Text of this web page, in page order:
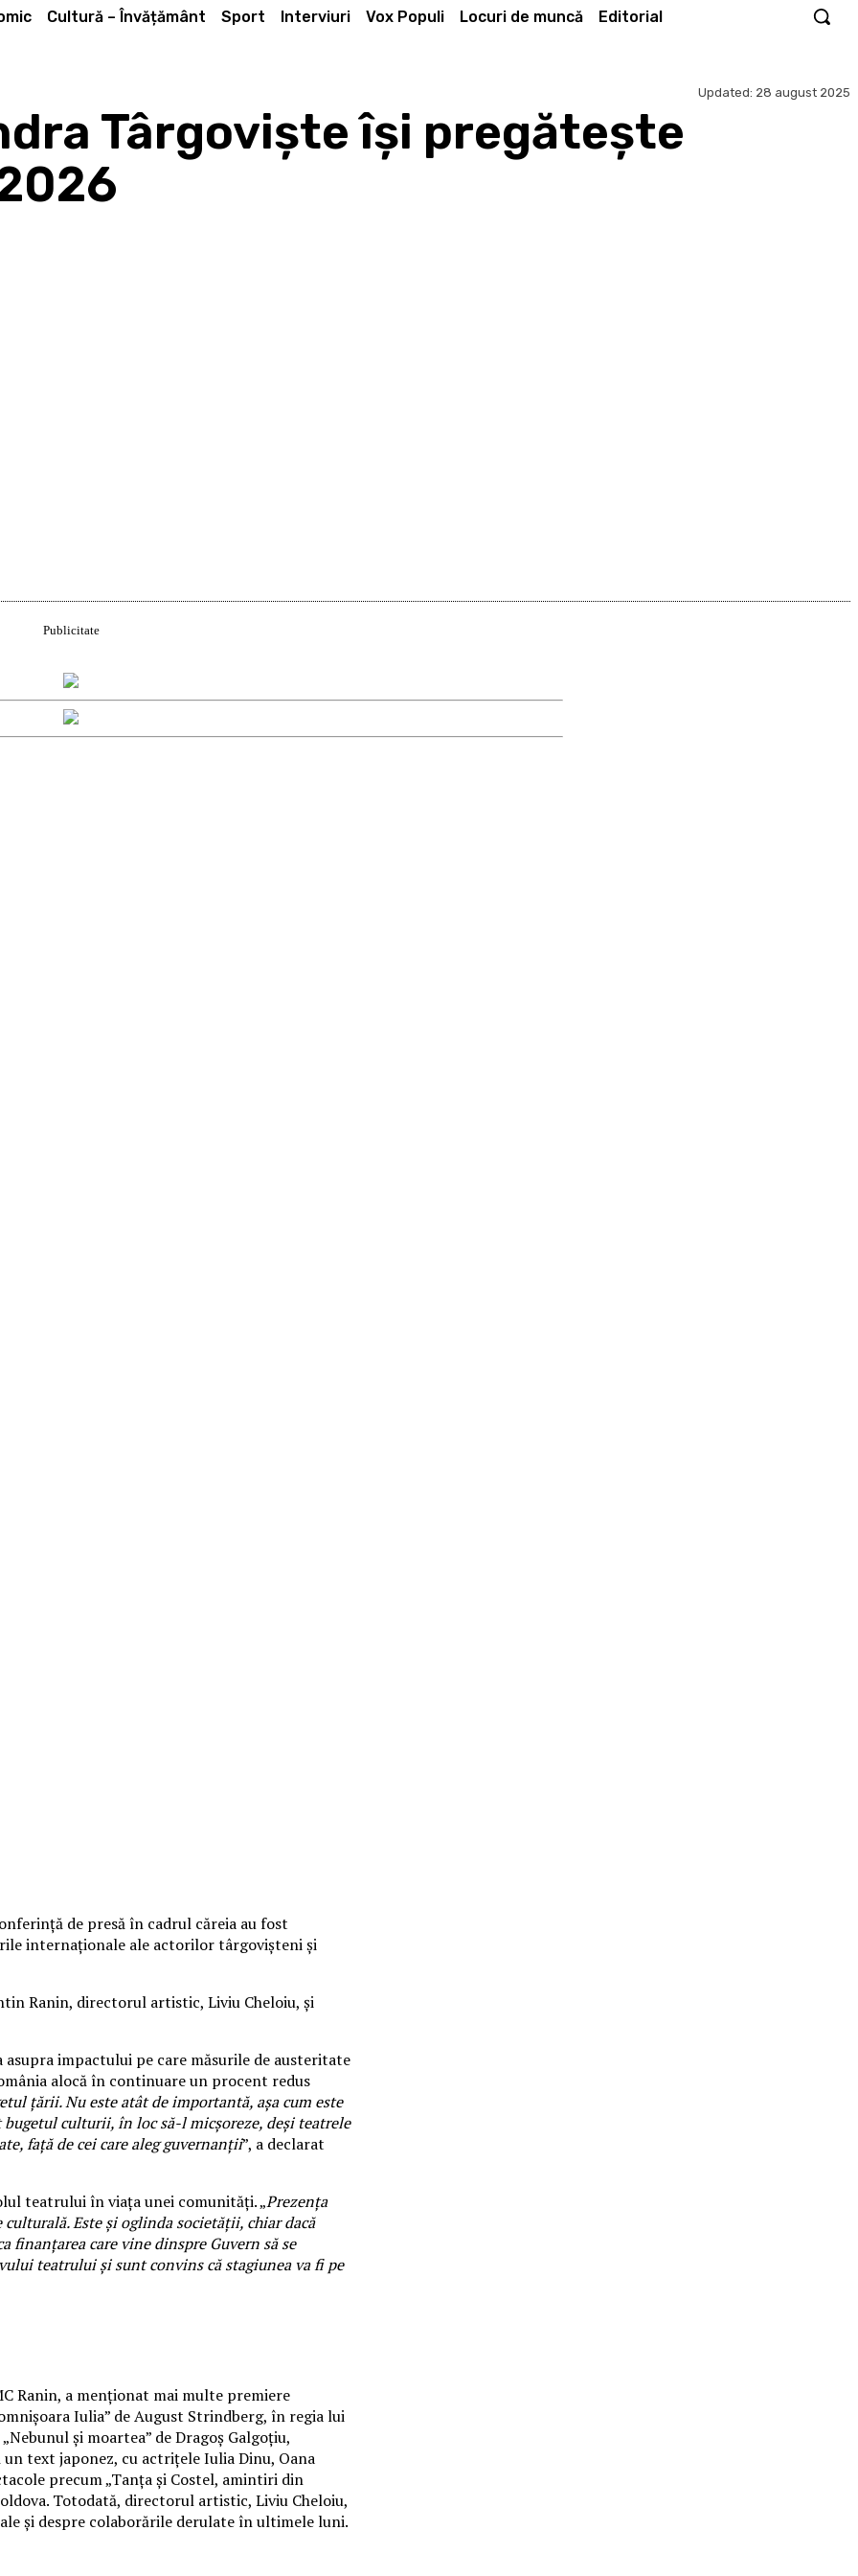
Cultură – Învățământ Sport Interviuri Vox Populi Locuri de muncă Editorial
Updated: 28 august 2025
Târgoviște își pregătește
Publicitate
de presă în cadrul căreia au fost
internaționale ale actorilor târgovișteni și
Ranin, directorul artistic, Liviu Cheloiu, și
impactului pe care măsurile de austeritate
alocă în continuare un procent redus
țării. Nu este atât de importantă, așa cum este
culturii, în loc să-l micșoreze, deși teatrele
față de cei care aleg guvernanții”, a declarat
teatrului în viața unei comunități. „Prezența
Este și oglinda societății, chiar dacă
care vine dinspre Guvern să se
teatrului și sunt convins că stagiunea va fi pe
Ranin, a menționat mai multe premiere
Iulia” de August Strindberg, în regia lui
și moartea” de Dragoș Galgoțiu,
un text japonez, cu actrițele Iulia Dinu, Oana
precum „Tanța și Costel, amintiri din
Totodată, directorul artistic, Liviu Cheloiu,
și despre colaborările derulate în ultimele luni.